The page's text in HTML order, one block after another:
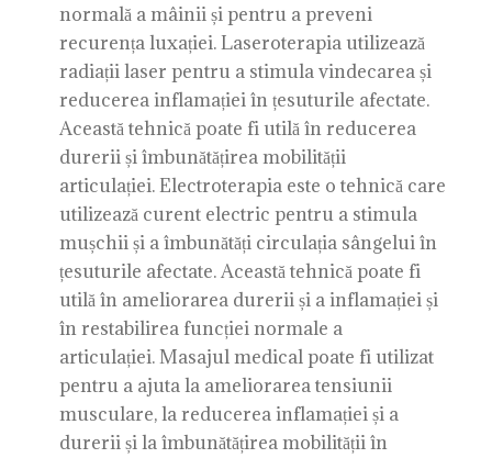
normală a mâinii și pentru a preveni
recurența luxației. Laseroterapia utilizează
radiații laser pentru a stimula vindecarea și
reducerea inflamației în țesuturile afectate.
Această tehnică poate fi utilă în reducerea
durerii și îmbunătățirea mobilității
articulației. Electroterapia este o tehnică care
utilizează curent electric pentru a stimula
mușchii și a îmbunătăți circulația sângelui în
țesuturile afectate. Această tehnică poate fi
utilă în ameliorarea durerii și a inflamației și
în restabilirea funcției normale a
articulației. Masajul medical poate fi utilizat
pentru a ajuta la ameliorarea tensiunii
musculare, la reducerea inflamației și a
durerii și la îmbunătățirea mobilității în